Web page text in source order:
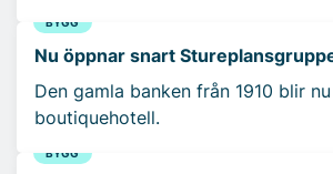
BYGG
Nu öppnar snart
Den gamla banken från 1910 blir
boutiquehotell.
BYGG